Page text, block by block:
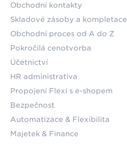
Obchodní kontakty
Skladové zásoby a kompletace
Obchodní proces od A do Z
Pokročilá cenotvorba
Účetnictví
HR administrativa
Propojení Flexi s e-shopem
Bezpečnost
Automatizace & Flexibilita
Majetek & Finance